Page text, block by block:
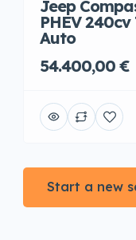
Jeep
PHEV
Auto
54.400,00 €
Start a new